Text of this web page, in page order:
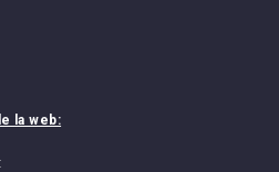
la web: